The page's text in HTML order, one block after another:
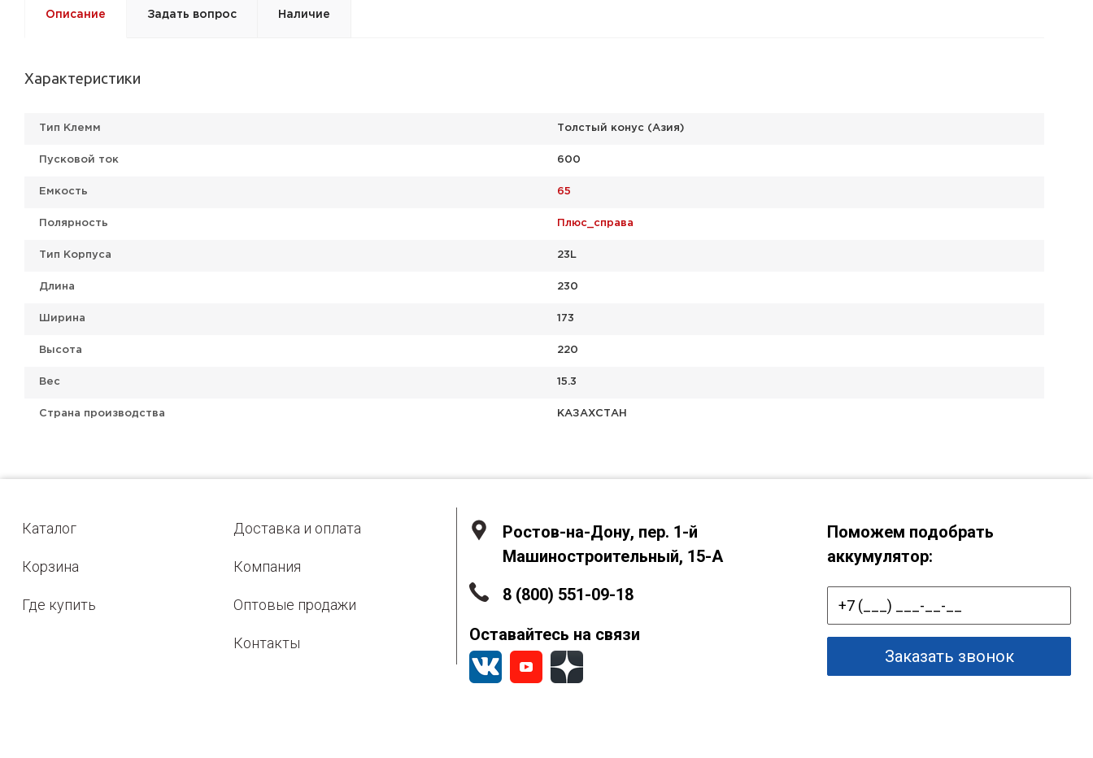
Описание Задать вопрос Наличие
Характеристики
Тип Клемм Толстый конус (Азия)
Пусковой ток 600
Емкость 65
Полярность Плюс_справа
Тип Корпуса 23L
Длина 230
Ширина 173
Высота 220
Вес 15.3
Страна производства КАЗАХСТАН
Каталог
Корзина
Где купить
Доставка и оплата
Компания
Оптовые продажи
Контакты
Ростов-на-Дону, пер. 1-й
Машиностроительный, 15-А
8 (800) 551-09-18
Оставайтесь на связи
Поможем подобрать
аккумулятор:
Заказать звонок